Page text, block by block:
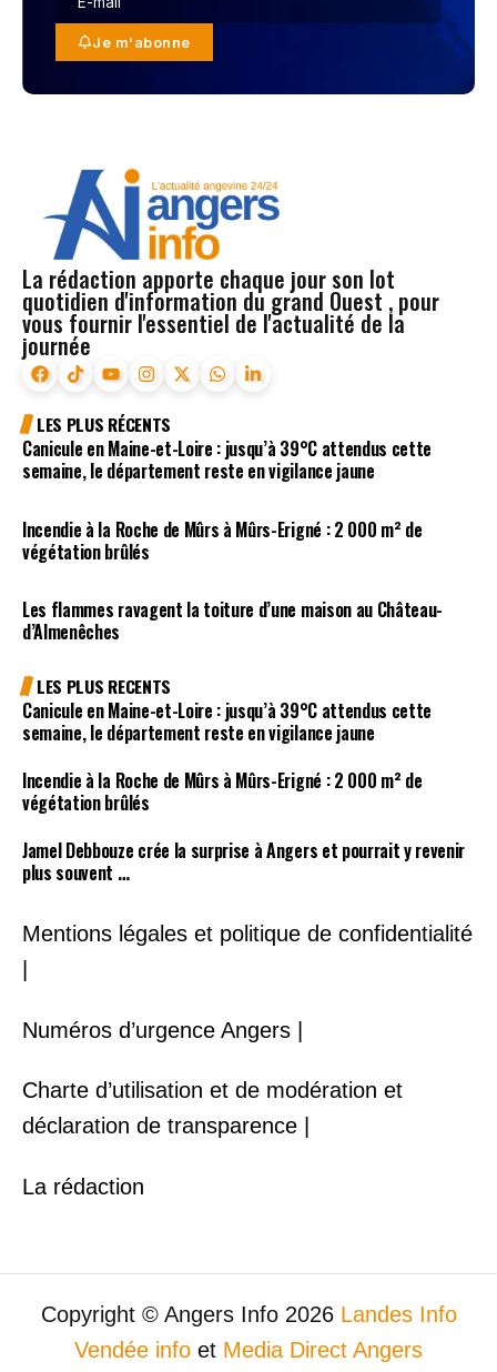
Je m'abonne
La rédaction apporte chaque jour son lot
quotidien d'information du grand Ouest , pour
vous fournir l'essentiel de l'actualité de la
journée
LES PLUS RÉCENTS
Canicule en Maine-et-Loire : jusqu’à 39°C attendus cette
semaine, le département reste en vigilance jaune
Incendie à la Roche de Mûrs à Mûrs-Erigné : 2 000 m² de
végétation brûlés
Les flammes ravagent la toiture d’une maison au Château-
d’Almenêches
LES PLUS RECENTS
Canicule en Maine-et-Loire : jusqu’à 39°C attendus cette
semaine, le département reste en vigilance jaune
Incendie à la Roche de Mûrs à Mûrs-Erigné : 2 000 m² de
végétation brûlés
Jamel Debbouze crée la surprise à Angers et pourrait y revenir
plus souvent …
Mentions légales et politique de confidentialité
Numéros d’urgence Angers |
Charte d’utilisation et de modération et
déclaration de transparence |
La rédaction
Copyright © Angers Info 2026 Landes Info
Vendée info et Media Direct Angers